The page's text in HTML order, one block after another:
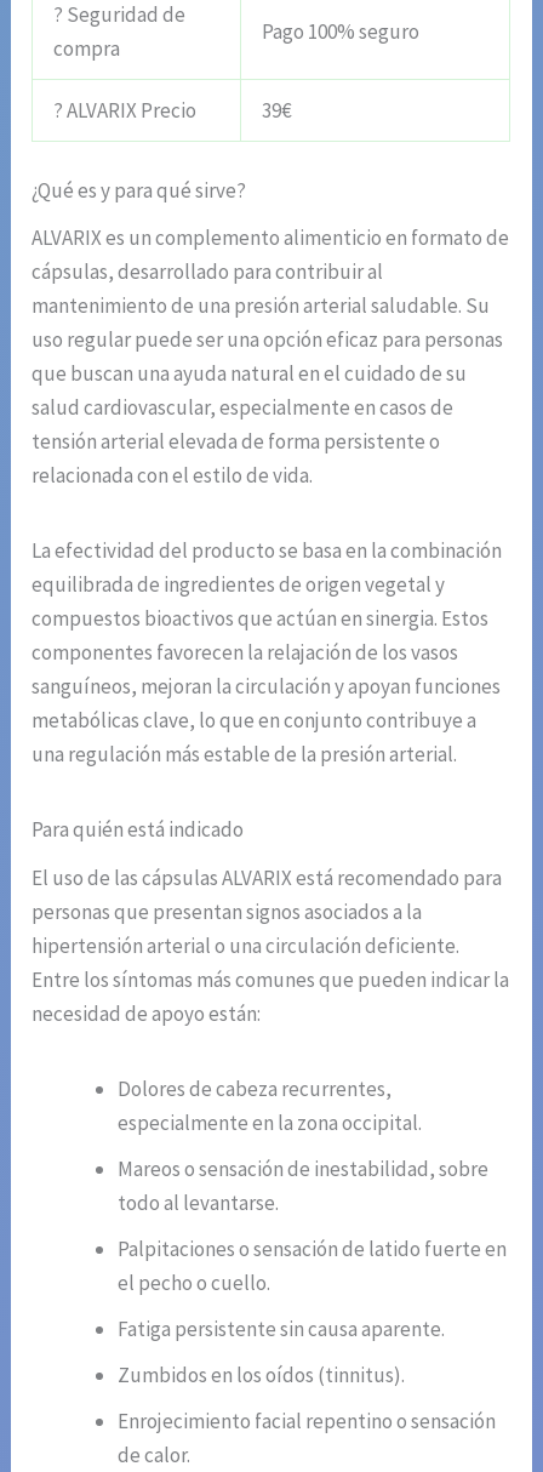
? Seguridad de
compra
Pago 100% seguro
? ALVARIX Precio 39€
¿Qué es y para qué sirve?
ALVARIX es un complemento alimenticio en formato de
cápsulas, desarrollado para contribuir al
mantenimiento de una presión arterial saludable. Su
uso regular puede ser una opción eficaz para personas
que buscan una ayuda natural en el cuidado de su
salud cardiovascular, especialmente en casos de
tensión arterial elevada de forma persistente o
relacionada con el estilo de vida.
La efectividad del producto se basa en la combinación
equilibrada de ingredientes de origen vegetal y
compuestos bioactivos que actúan en sinergia. Estos
componentes favorecen la relajación de los vasos
sanguíneos, mejoran la circulación y apoyan funciones
metabólicas clave, lo que en conjunto contribuye a
una regulación más estable de la presión arterial.
Para quién está indicado
El uso de las cápsulas ALVARIX está recomendado para
personas que presentan signos asociados a la
hipertensión arterial o una circulación deficiente.
Entre los síntomas más comunes que pueden indicar la
necesidad de apoyo están:
Dolores de cabeza recurrentes,
especialmente en la zona occipital.
Mareos o sensación de inestabilidad, sobre
todo al levantarse.
Palpitaciones o sensación de latido fuerte en
el pecho o cuello.
Fatiga persistente sin causa aparente.
Zumbidos en los oídos (tinnitus).
Enrojecimiento facial repentino o sensación
de calor.